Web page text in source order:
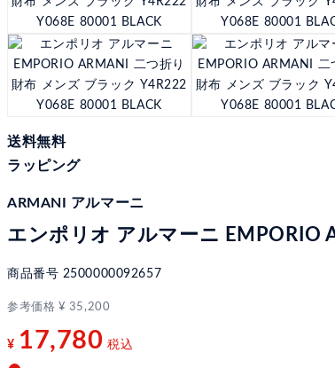
送料無料
ラッピング
ARMANI アルマーニ
エンポリオ アルマーニ EMPORIO
商品番号 2500000092657
参考価格 ¥ 35,200
¥ 17,780 税込